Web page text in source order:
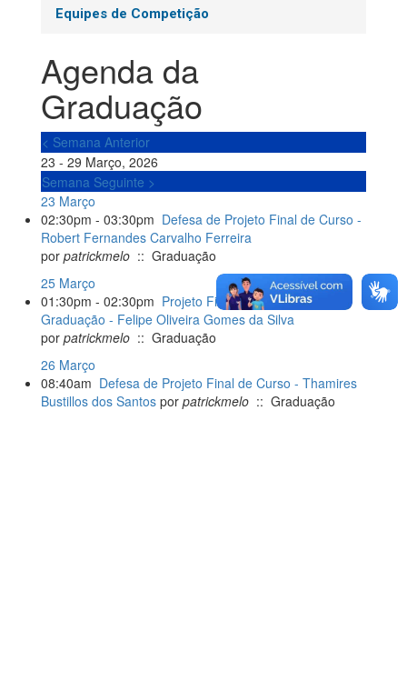
Equipes de Competição
Agenda da
Graduação
< Semana Anterior
23 - 29 Março, 2026
Semana Seguinte >
23 Março
02:30pm - 03:30pm Defesa de Projeto Final de Curso -
Robert Fernandes Carvalho Ferreira
por patrickmelo :: Graduação
25 Março
01:30pm - 02:30pm Projeto Final de Curso de
Graduação - Felipe Oliveira Gomes da Silva
por patrickmelo :: Graduação
26 Março
08:40am Defesa de Projeto Final de Curso - Thamires
Bustillos dos Santos por patrickmelo :: Graduação